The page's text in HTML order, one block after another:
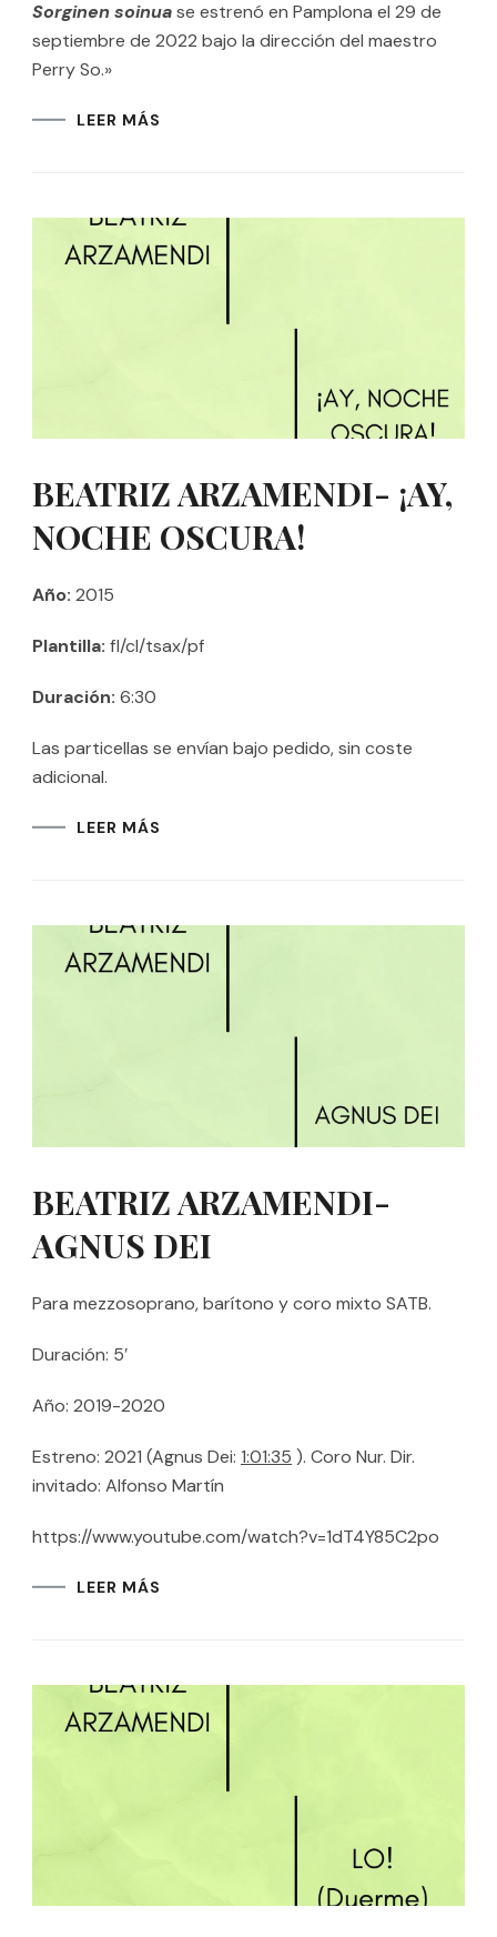
Sorginen soinuase estrenó en Pamplona el 29 de
septiembre de 2022 bajo la dirección del maestro
Perry So.»
LEER MÁS
BEATRIZ ARZAMENDI- ¡AY,
NOCHE OSCURA!
Año: 2015
Plantilla: fl/cl/tsax/pf
Duración: 6:30
Las particellas se envían bajo pedido, sin coste
adicional.
LEER MÁS
BEATRIZ ARZAMENDI-
AGNUS DEI
Para mezzosoprano, barítono y coro mixto SATB.
Duración: 5′
Año: 2019-2020
Estreno: 2021 (Agnus Dei: 1:01:35 ). Coro Nur. Dir.
invitado: Alfonso Martín
https://www.youtube.com/watch?v=1dT4Y85C2po
LEER MÁS